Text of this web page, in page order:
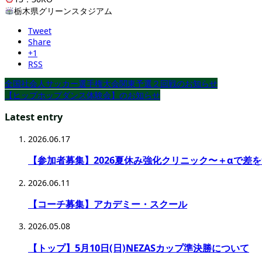
栃木県グリーンスタジアム
Tweet
Share
+1
RSS
全国社会人サッカー選手権大会関東予選２回戦のお知らせ
【ヒップホップダンス体験会】のお知らせ
Latest entry
2026.06.17
【参加者募集】2026夏休み強化クリニック〜＋αで差
2026.06.11
【コーチ募集】アカデミー・スクール
2026.05.08
【トップ】5月10日(日)NEZASカップ準決勝について